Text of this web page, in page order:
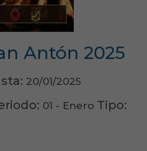
Antón 2025
20/01/2025
01 - Enero Tipo: